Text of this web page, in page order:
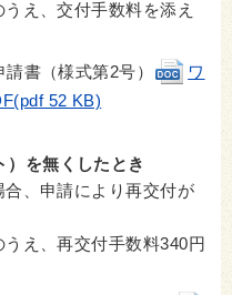
え、交付手数料を添え
書（様式第2号）
ワ
52 KB)
を無くしたとき
、申請により再交付が
え、再交付手数料340円